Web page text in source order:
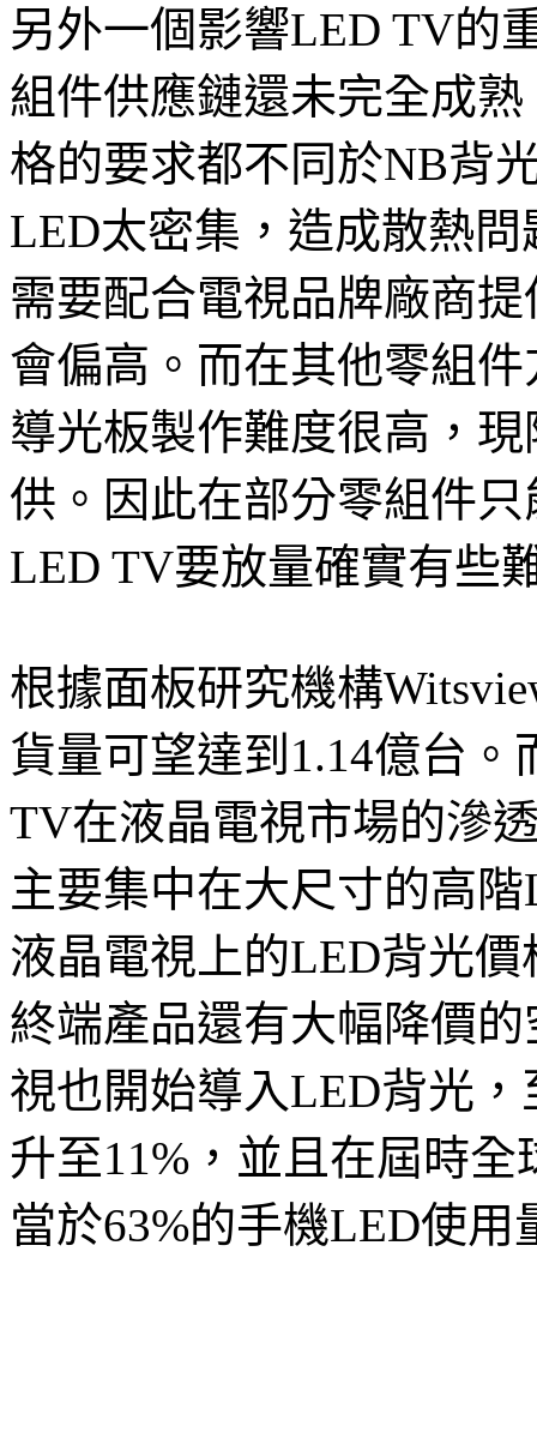
另外一個影響LED TV的
組件供應鏈還未完全成
格的要求都不同於NB背
LED太密集，造成散熱
需要配合電視品牌廠商
會偏高。而在其他零組
導光板製作難度很高，
供。因此在部分零組件
LED TV要放量確實有些
根據面板研究機構
貨量可望達到1.14億台
TV在液晶電視市場的滲
主要集中在大尺寸的高
液晶電視上的LED背光
終端產品還有大幅降價
視也開始導入LED背光
升至11%，並且在屆時
當於63%的手機LED使用